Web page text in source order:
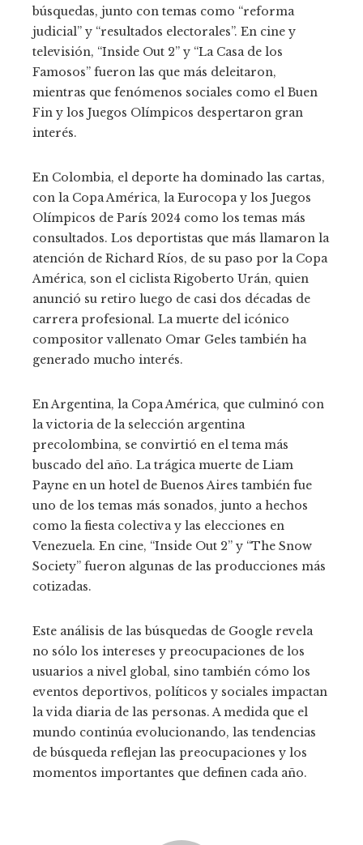
búsquedas, junto con temas como “reforma
judicial” y “resultados electorales”. En cine y
televisión, “Inside Out 2” y “La Casa de los
Famosos” fueron las que más deleitaron,
mientras que fenómenos sociales como el Buen
Fin y los Juegos Olímpicos despertaron gran
interés.
En Colombia, el deporte ha dominado las cartas,
con la Copa América, la Eurocopa y los Juegos
Olímpicos de París 2024 como los temas más
consultados. Los deportistas que más llamaron la
atención de Richard Ríos, de su paso por la Copa
América, son el ciclista Rigoberto Urán, quien
anunció su retiro luego de casi dos décadas de
carrera profesional. La muerte del icónico
compositor vallenato Omar Geles también ha
generado mucho interés.
En Argentina, la Copa América, que culminó con
la victoria de la selección argentina
precolombina, se convirtió en el tema más
buscado del año. La trágica muerte de Liam
Payne en un hotel de Buenos Aires también fue
uno de los temas más sonados, junto a hechos
como la fiesta colectiva y las elecciones en
Venezuela. En cine, “Inside Out 2” y “The Snow
Society” fueron algunas de las producciones más
cotizadas.
Este análisis de las búsquedas de Google revela
no sólo los intereses y preocupaciones de los
usuarios a nivel global, sino también cómo los
eventos deportivos, políticos y sociales impactan
la vida diaria de las personas. A medida que el
mundo continúa evolucionando, las tendencias
de búsqueda reflejan las preocupaciones y los
momentos importantes que definen cada año.